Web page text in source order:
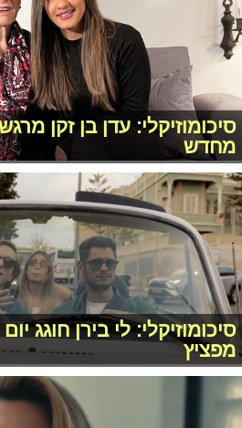
סיכומוזיקלי: עדן בן זקן
מחדש
סיכומוזיקלי: לי בירן חוגג
מפציץ